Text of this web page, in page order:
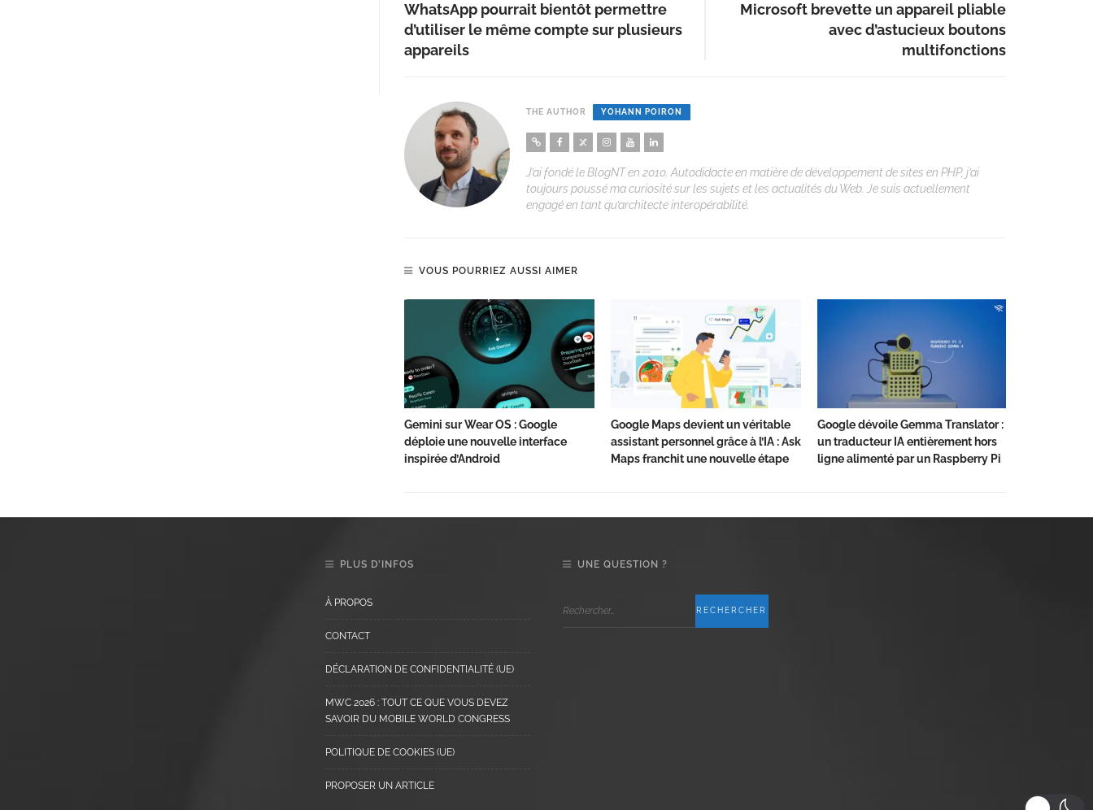
WhatsApp pourrait bientôt permettre
d’utiliser le même compte sur plusieurs
appareils
Microsoft brevette un appareil pliable
avec d’astucieux boutons
multifonctions
THE AUTHOR YOHANN POIRON
J’ai fondé le BlogNT en 2010. Autodidacte en matière de développement de sites en PHP, j’ai
toujours poussé ma curiosité sur les sujets et les actualités du Web. Je suis actuellement
engagé en tant qu’architecte interopérabilité.
VOUS POURRIEZ AUSSI AIMER
Gemini sur Wear OS : Google
déploie une nouvelle interface
inspirée d’Android
Google Maps devient un véritable
assistant personnel grâce à l’IA : Ask
Maps franchit une nouvelle étape
Google dévoile Gemma Translator :
un traducteur IA entièrement hors
ligne alimenté par un Raspberry Pi
PLUS D’INFOS
À PROPOS
CONTACT
DÉCLARATION DE CONFIDENTIALITÉ (UE)
MWC 2026 : TOUT CE QUE VOUS DEVEZ
SAVOIR DU MOBILE WORLD CONGRESS
POLITIQUE DE COOKIES (UE)
PROPOSER UN ARTICLE
UNE QUESTION ?